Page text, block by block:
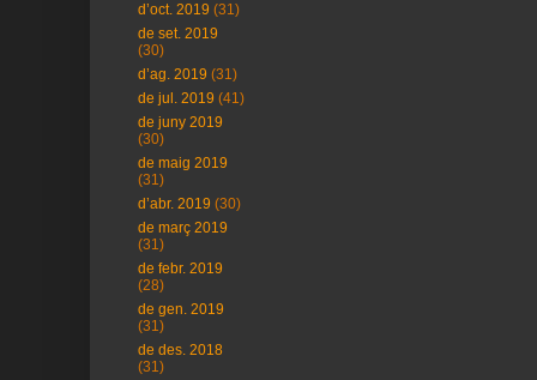
d’oct. 2019 (31)
de set. 2019
(30)
d’ag. 2019 (31)
de jul. 2019 (41)
de juny 2019
(30)
de maig 2019
(31)
d’abr. 2019 (30)
de març 2019
(31)
de febr. 2019
(28)
de gen. 2019
(31)
de des. 2018
(31)